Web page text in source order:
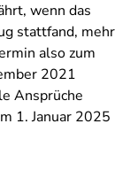
wenn das
stattfand, mehr
also zum
2021
Ansprüche
1. Januar 2025